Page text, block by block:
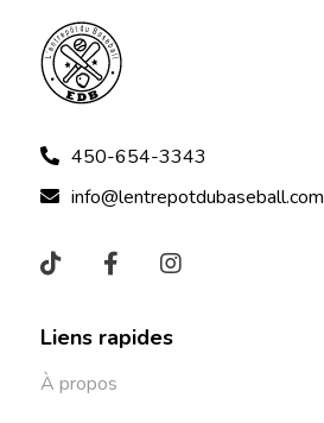
450-654-3343
info@lentrepotdubaseball.com
Liens rapides
À propos